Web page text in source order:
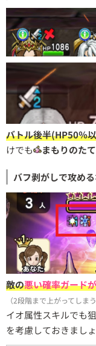
バトル後半(HP50％
けでも
まもりのたて
バフ剥がしで攻め
敵の悪い確率ガード
（2段階まで上がってしま
イオ属性スキルでも
を考慮しておきましょ